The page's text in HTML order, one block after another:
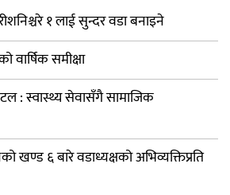
१ लाई सुन्दर वडा बनाइने
वार्षिक समीक्षा
: स्वास्थ्य सेवासँगै सामाजिक
खण्ड ६ बारे वडाध्यक्षको अभिव्यक्तिप्रति